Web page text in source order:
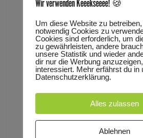
ungewöhnlichen Perspektive,
normalerweise nur aus der
erleben, eine aufregende
unbekannten Blickwinkeln.
Es spielt: Sofia Dias Da Costa,
Wir verwenden Keeekseeee! 🍪
Um diese Website zu
notwendig Cookies zu
Cookies sind erforderlich, um
zu gewährleisten, andere
unsere Statistik und wieder
dir nur die Werbung
interessiert. Mehr erfährst du in
Datenschutzerklärung.
Alles zulassen
Ablehnen